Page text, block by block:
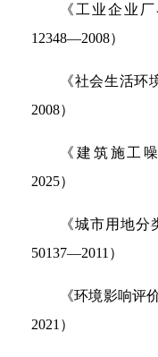
《工业企业
12348—2008）
《社会生活
2008）
《建筑施工
2025）
《城市用地
50137—2011）
《环境影响
2021）